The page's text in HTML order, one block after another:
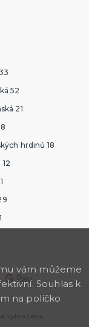
52
21
hrdinů 18
vyhrazena.
vám můžeme
Souhlas k
na políčko